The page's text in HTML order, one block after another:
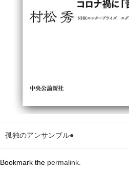
孤独のアンサンブル●
Bookmark the permalink